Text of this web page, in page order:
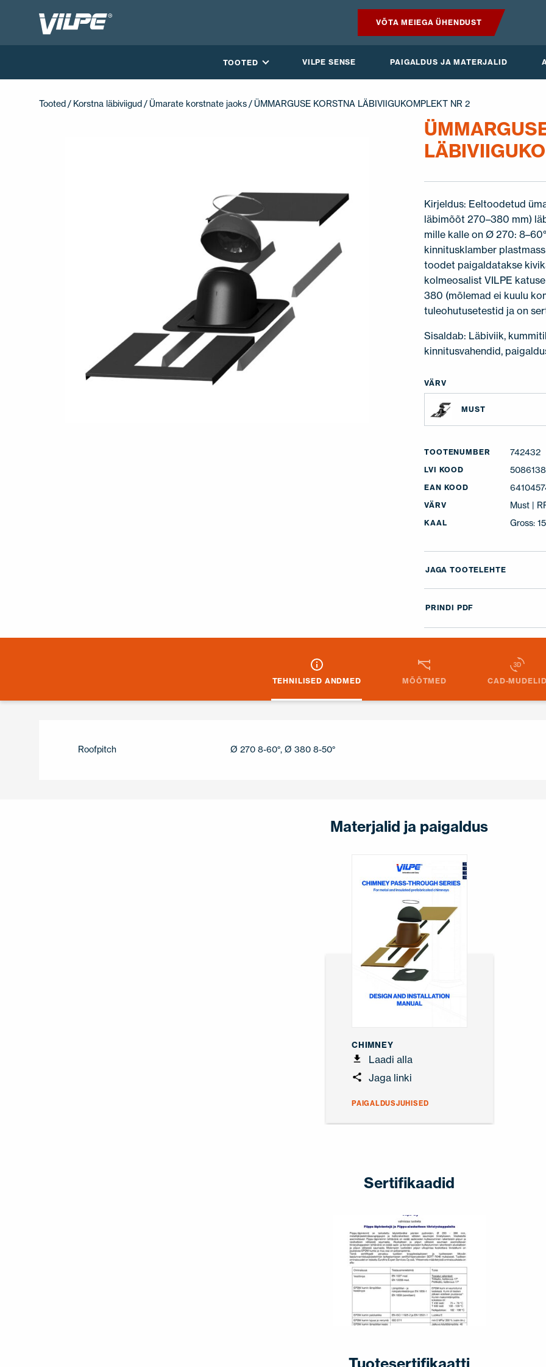
VÕTA MEIEGA ÜHENDUST
TOOTED VILPE SENSE PAIGALDUS JA MATERJALID
PAIGALDUS JA MATERJALID
ET UK RU
Tooted / Korstna läbiviigud / Ümarate korstnate jaoks / ÜMMARGUSE KORSTNA LÄBIVIIGUKOMPLEKT NR 2
Kirjeldus: Eeltoodetud
läbimõõt 270–380 mm)
mille kalle on Ø 270:
kinnitusklamber
toodet paigaldatakse
kolmeosalist VILPE
380 (mõlemad ei kuulu
tuleohutusetestid ja on
Sisaldab: Läbiviik,
kinnitusvahendid,
VÄRV
MUST
TOOTENUMBER 742432
LVI KOOD 5086138
EAN KOOD
VÄRV Must |
KAAL Gross:
JAGA TOOTELEHTE
PRINDI PDF
TEHNILISED ANDMED MÕÕTMED CAD-
Roofpitch Ø 270 8-60°, Ø 380 8-50°
Materjalid ja paigaldus
CHIMNEY
Laadi alla
Jaga linki
PAIGALDUSJUHISED
Sertifikaadid